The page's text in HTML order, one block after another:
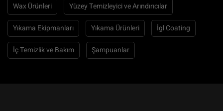
Wax Ürünleri Yüzey Temizleyici ve Arındırıcılar
Yıkama Ekipmanları Yıkama Ürünleri İgl Coating
İç Temizlik ve Bakım Şampuanlar